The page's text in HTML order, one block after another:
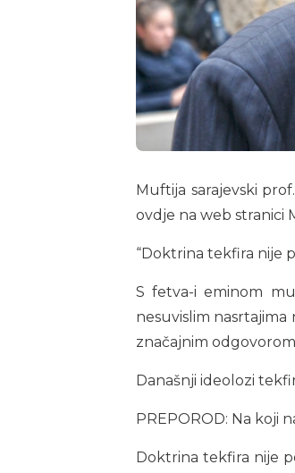
Muftija sarajevski
ovdje na web stranici
“Doktrina tekfira nije
S fetva-i eminom
nesuvislim
značajnim
Današnji ideolozi
PREPOROD: Na koji
Doktrina tekfira nije